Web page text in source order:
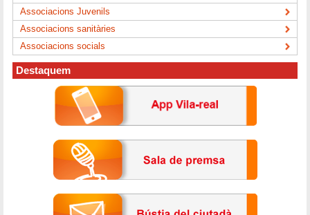
Associacions Juvenils
Associacions sanitàries
Associacions socials
Destaquem